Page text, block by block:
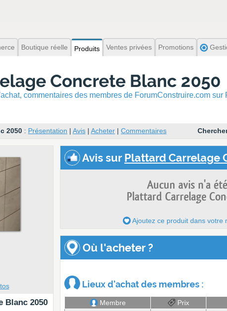
Boutique réelle Produits Ventes privées Promotions
Concrete Blanc 2050
commentaires des membres de ForumConstruire.com
2050 : Présentation | Avis | Acheter | Commentaires
Blanc 2050
AvissurPlattard Carrelage
Aucun avis n'a
Plattard Carrelage
Ajoutez ce produit dans votre
Où l'acheter ?
Lieux d'achat des membres :
Membre Prix